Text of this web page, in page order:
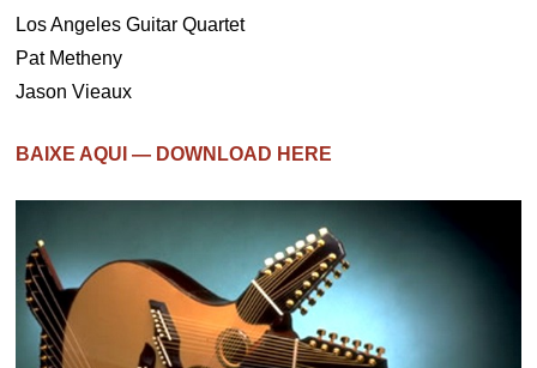
Los Angeles Guitar Quartet
Pat Metheny
Jason Vieaux
BAIXE AQUI — DOWNLOAD HERE